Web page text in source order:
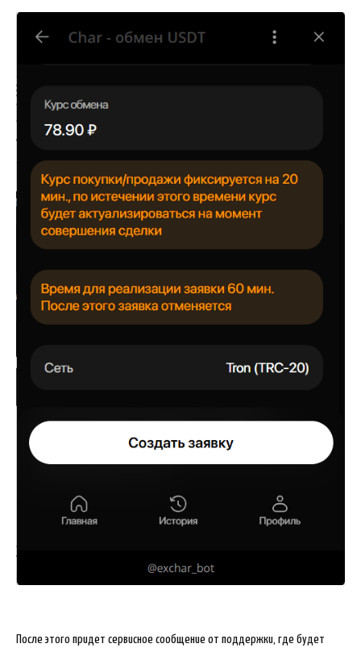
После этого придет сервисное сообщение от поддержки, где будет